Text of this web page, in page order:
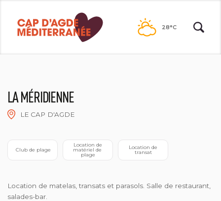
contenu
28°C
LA MÉRIDIENNE
LE CAP D'AGDE
Club de plage matériel de
plage transat
Location de matelas, transats et parasols. Salle de restaurant,
salades-bar.